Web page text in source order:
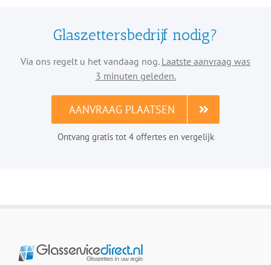
Glaszettersbedrijf nodig?
Via ons regelt u het vandaag nog. Laatste aanvraag was
3 minuten geleden.
AANVRAAG PLAATSEN
Ontvang gratis tot 4 offertes en vergelijk